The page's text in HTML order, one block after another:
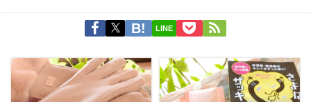
LINE